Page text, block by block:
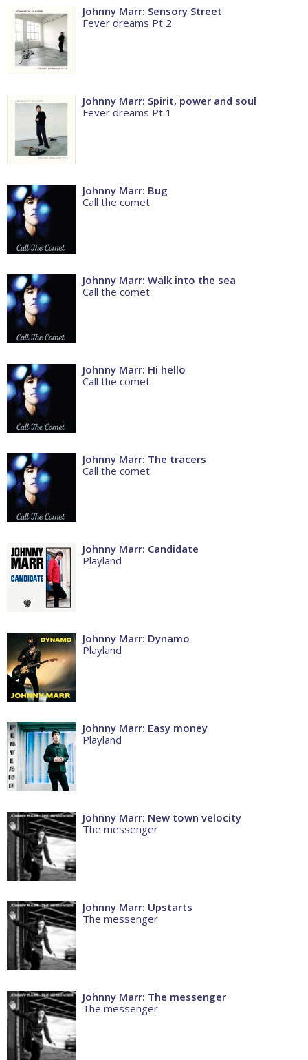
Johnny Marr: Sensory Street
Fever dreams Pt 2
Johnny Marr: Spirit, power and soul
Fever dreams Pt 1
Johnny Marr: Bug
Call the comet
Johnny Marr: Walk into the sea
Call the comet
Johnny Marr: Hi hello
Call the comet
Johnny Marr: The tracers
Call the comet
Johnny Marr: Candidate
Playland
Johnny Marr: Dynamo
Playland
Johnny Marr: Easy money
Playland
Johnny Marr: New town velocity
The messenger
Johnny Marr: Upstarts
The messenger
Johnny Marr: The messenger
The messenger